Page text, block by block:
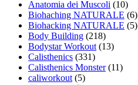
Anatomia dei Muscoli (10)
Biohaching NATURALE (6)
Biohacking NATURALE (5)
Body Building (218)
Bodystar Workout (13)
Calisthenics (331)
Calisthenics Monster(11)
caliworkout (5)